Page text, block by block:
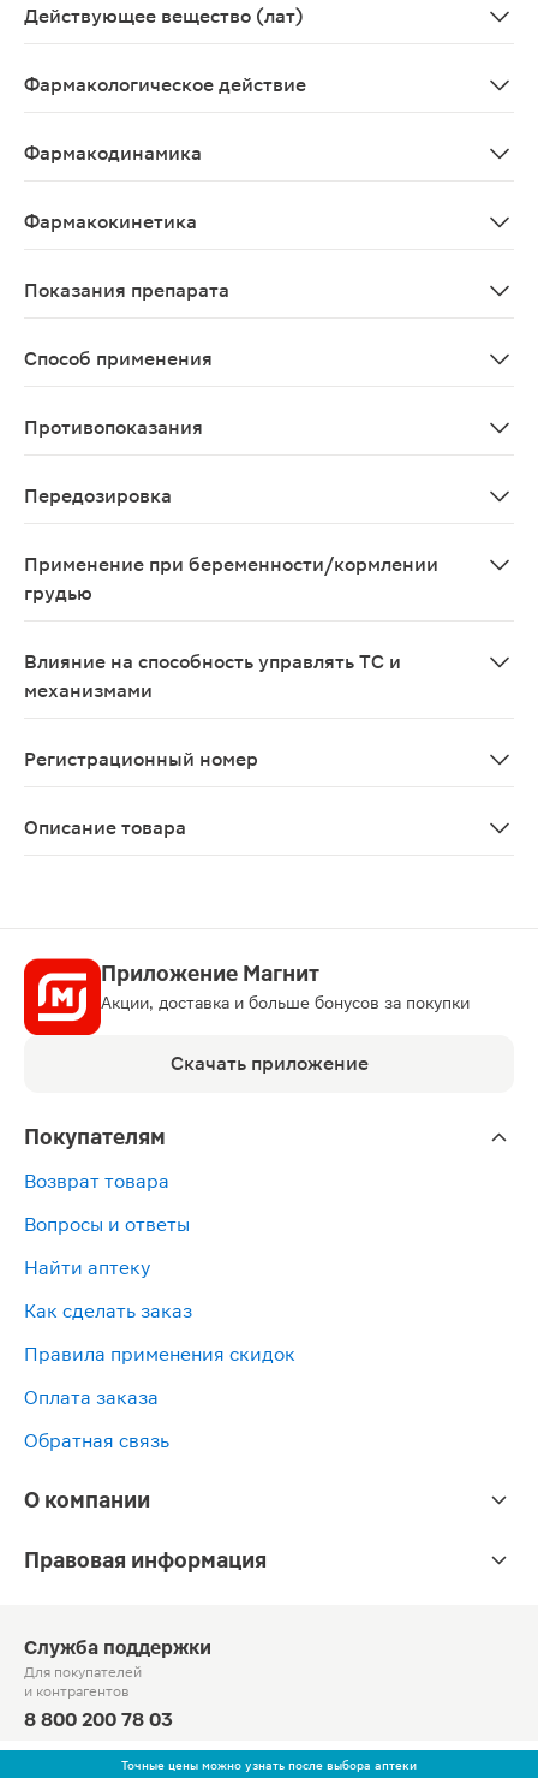
Точные цены можно узнать после выбора аптеки
Действующее вещество (лат)
Фармакологическое действие
Фармакодинамика
Фармакокинетика
Показания препарата
Способ применения
Противопоказания
Передозировка
Применение при беременности/кормлении
грудью
Влияние на способность управлять ТС и
механизмами
Регистрационный номер
Описание товара
Приложение Магнит
Акции, доставка и больше бонусов за покупки
Скачать приложение
Покупателям
Возврат товара
Вопросы и ответы
Найти аптеку
Как сделать заказ
Правила применения скидок
Оплата заказа
Обратная связь
О компании
Правовая информация
Служба поддержки
Для покупателей
и контрагентов
8 800 200 78 03
Круглосуточно, звонок по России бесплатный